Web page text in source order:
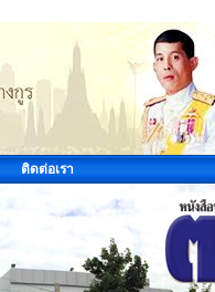
ติดต่อเรา